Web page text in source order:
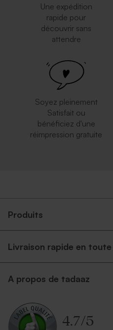
Une expédition
rapide pour
découvrir sans
attendre
Soyez pleinement
Satisfait ou
bénéficiez d'une
réimpression gratuite
Produits
Livraison rapide en
A propos de tadaaz
4.7/5